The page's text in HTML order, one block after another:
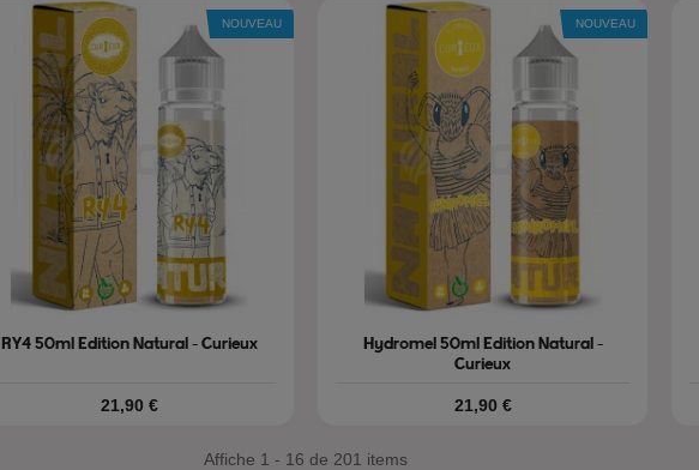
RY4 50ml Edition Natural - Curieux
NOUVEAU
Prix
21,90 €
Hydromel 50ml Edition Natural -
Curieux
NOUVEAU
Prix
21,90 €
Affiche 1 - 16 de 201 items